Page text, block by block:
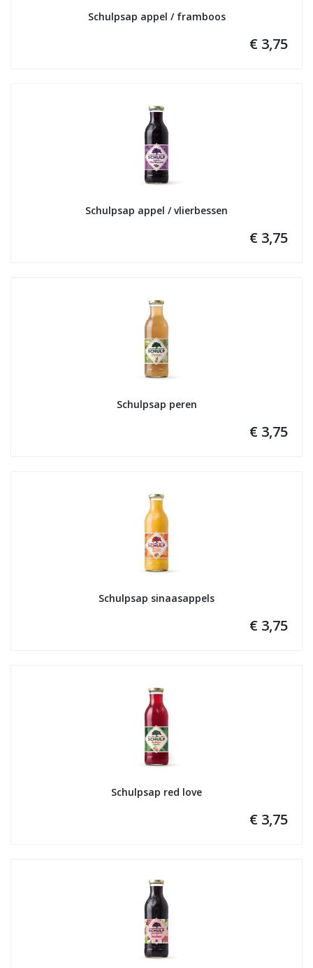
Schulpsap appel / framboos
€ 3,75
Schulpsap appel / vlierbessen
€ 3,75
Schulpsap peren
€ 3,75
Schulpsap sinaasappels
€ 3,75
Schulpsap red love
€ 3,75